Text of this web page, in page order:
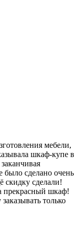
мебели,
шкаф-купе в
сделано очень
скидку сделали!
прекрасный шкаф!
только